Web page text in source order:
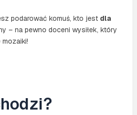
podarować komuś, kto jest dla
– na pewno doceni wysiłek, który
mozaiki!